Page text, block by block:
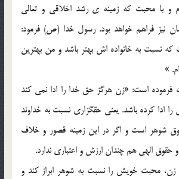
و با محبت که زمينه ي رشد اخلاقي و تعالي
نيز فراهم خواهد بود. رسول خدا (ص) فرمود:
نسبت به خانواده اش بهتر باشد و من بهترين
»
است: «زن هرگز حق خدا را ادا نمي کند
کرده باشد. يعني حقگزاري نسبت به خداوند
شوهر است و اگر در اين زمينه قصور و خلاف
حقوق الهي هم چندان ارزش و اعتباري ندارد.
زن، محبت خويش را نسبت به شوهر ابراز کند و